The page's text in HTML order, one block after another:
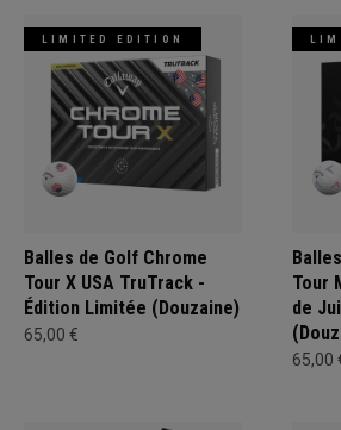
LIMITED EDITION
Balles de Golf Chrome
Tour X USA TruTrack -
Édition Limitée (Douzaine)
65,00 €
Tour
de
65,00